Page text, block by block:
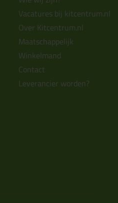
Vacatures bij kitcentrum.nl
Over Kitcentrum.nl
Maatschappelijk
Winkelmand
Contact
Leverancier worden?